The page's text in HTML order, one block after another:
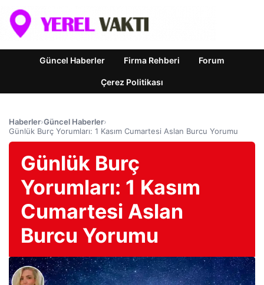
Güncel Haberler Firma Rehberi Forum
Çerez Politikası
Haberler›Güncel Haberler›
Günlük Burç Yorumları: 1 Kasım Cumartesi Aslan Burcu Yorumu
Günlük Burç
Yorumları: 1 Kasım
Cumartesi Aslan
Burcu Yorumu